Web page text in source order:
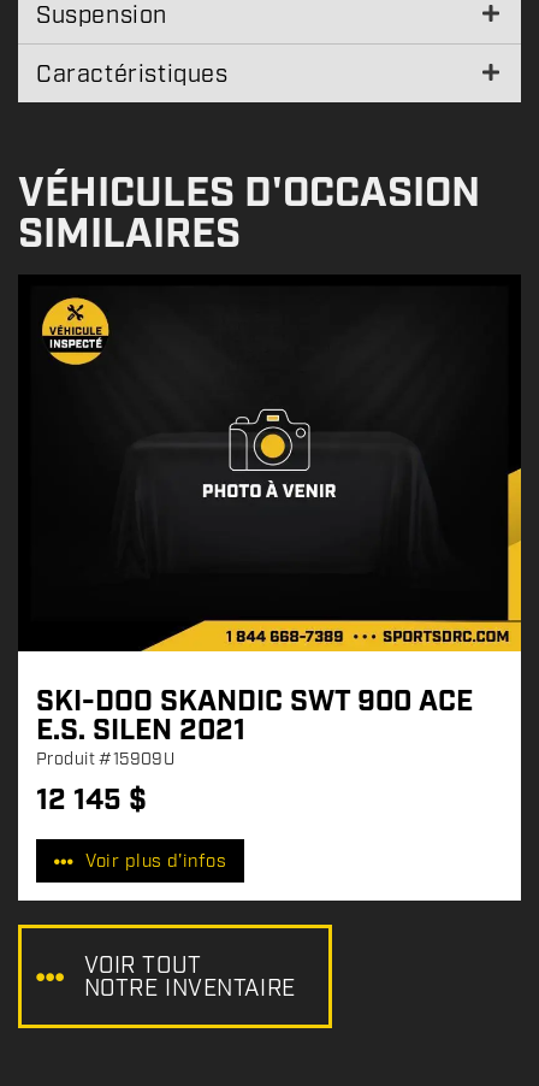
Suspension
Caractéristiques
VÉHICULES D'OCCASION
SIMILAIRES
SKI-DOO SKANDIC SWT 900 ACE
E.S. SILEN 2021
Produit#15909U
P
r
x
12 145 $
Voir plus d'infos
VOIR TOUT
NOTRE INVENTAIRE